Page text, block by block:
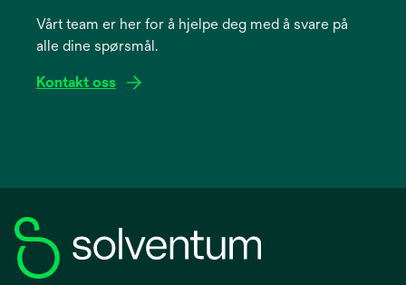
newVårt team er her for å hjelpe deg med å svare på
alle dine spørsmål.
Kontakt oss